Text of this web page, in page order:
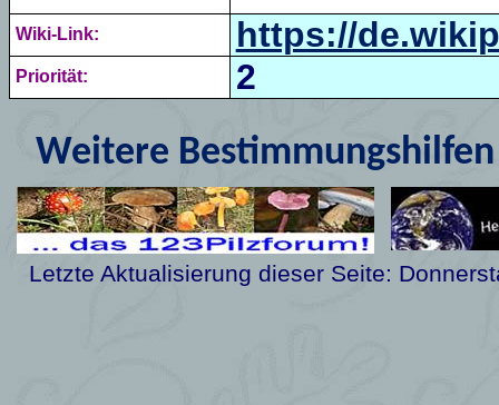
Wiki-Link: https://
Priorität:
2
Weitere
Letzte Aktualisierung dieser Seite: